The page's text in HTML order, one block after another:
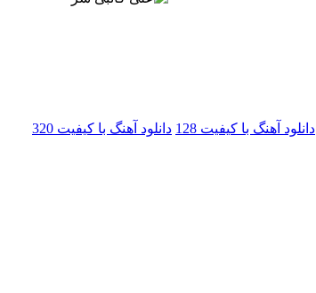
دانلود آهنگ با کیفیت 128 دانلود آهنگ با کیفیت 320